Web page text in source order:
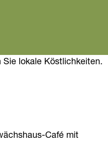
lokale Köstlichkeiten.
Café mit